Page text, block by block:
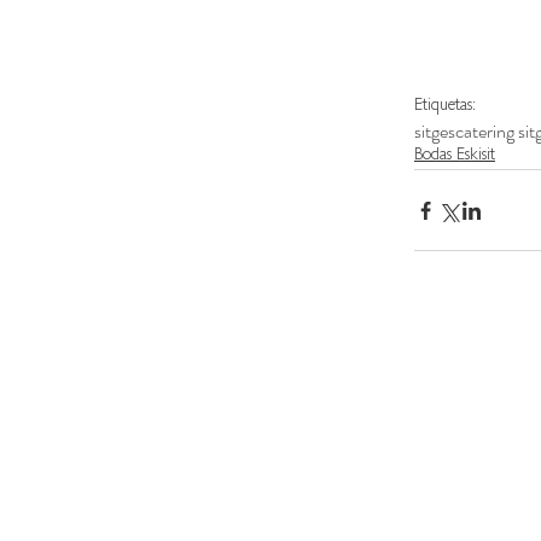
Etiquetas:
sitgescatering
Bodas Eskisit